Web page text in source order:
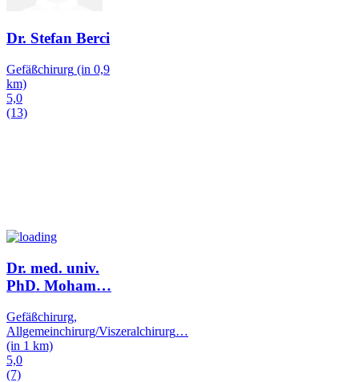
Dr. Stefan Berci
Gefäßchirurg (in 0,9
km)
5,0
(13)
Dr. med. univ.
PhD. Moham…
Gefäßchirurg,
Allgemeinchirurg/Viszeralchirurg…
(in 1 km)
5,0
(7)